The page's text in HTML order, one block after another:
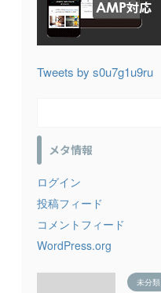
Tweets by s0u7g1u9ru
メタ情報
ログイン
投稿フィード
コメントフィード
WordPress.org
未分類